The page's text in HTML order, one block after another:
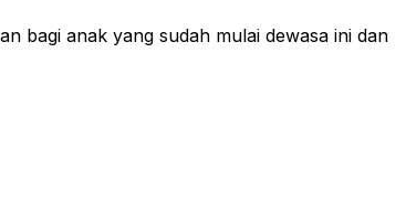
bagi anak yang sudah mulai dewasa ini dan